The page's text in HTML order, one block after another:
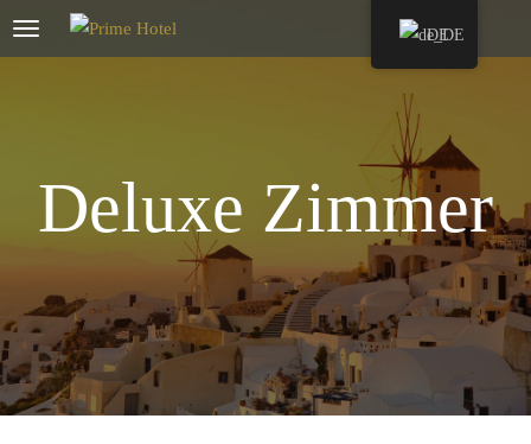
Deluxe Zimmer
DE